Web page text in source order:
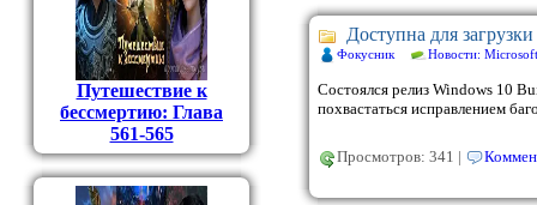
Путешествие к
бессмертию: Глава
561-565
Доступна для
Фокусник Новости: Microsoft
Состоялся релиз Windows 10
похвастаться исправлением
Просмотров: 341 |